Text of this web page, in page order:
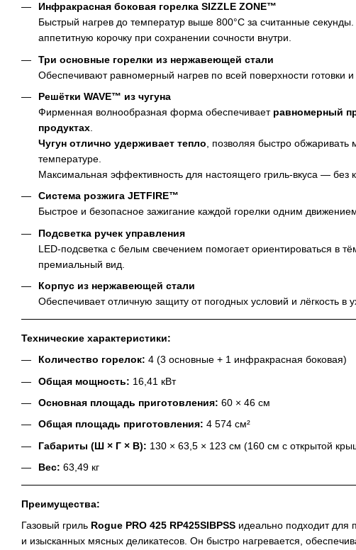
Инфракрасная боковая горелка SIZZLE ZONE™
Быстрый нагрев до температур выше 800°C за считанные
аппетитную корочку при сохранении сочности внутри.
Три основные горелки из нержавеющей стали
Обеспечивают равномерный нагрев по всей поверхности готовки и
Решётки WAVE™ из чугуна
Фирменная волнообразная форма обеспечивает равномерный
продуктах
Чугун отлично удерживает тепло , позволяя быстро
температуре.
Максимальная эффективность для настоящего гриль-вкуса — без
Система розжига JETFIRE™
Быстрое и безопасное зажигание каждой горелки одним
Подсветка ручек управления
LED-подсветка с белым свечением помогает ориентироваться в
премиальный вид.
Корпус из нержавеющей стали
Обеспечивает отличную защиту от погодных условий и лёгкость
Технические характеристики:
Количество горелок: 4 (3 основные + 1 инфракрасная боковая)
Общая мощность: 16,41 кВт
Основная площадь приготовления: 60 × 46 см
Общая площадь приготовления: 4 574 см²
Габариты (Ш × Г × В): 130 × 63,5 × 123 см (160 см с открытой
Вес: 63,49 кг
Преимущества:
Газовый гриль Rogue PRO 425 RP425SIBPSS идеально подходит для
и изысканных мясных деликатесов. Он быстро нагревается,